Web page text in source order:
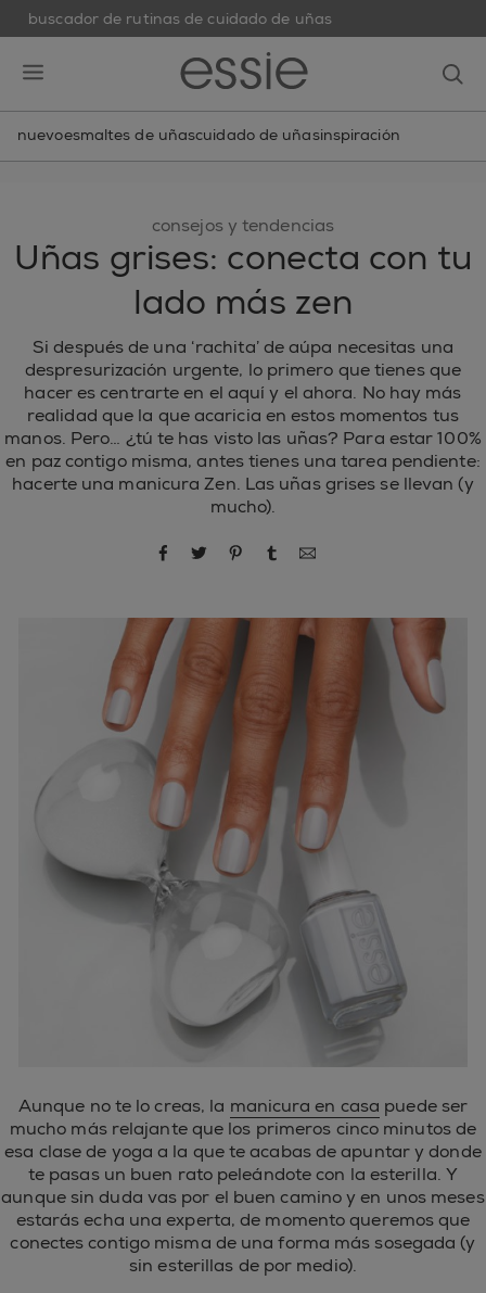
buscador de rutinas de cuidado de uñas
nuevoesmaltes de uñascuidado de uñasinspiración
consejos y tendencias
Uñas grises: conecta con tu
lado más zen
Si después de una ‘rachita’ de aúpa necesitas una
despresurización urgente, lo primero que tienes que
hacer es centrarte en el aquí y el ahora. No hay más
realidad que la que acaricia en estos momentos tus
manos. Pero… ¿tú te has visto las uñas? Para estar 100%
en paz contigo misma, antes tienes una tarea pendiente:
hacerte una manicura Zen. Las uñas grises se llevan (y
mucho).
compartir por Facebook
compartir por Twitter
compartir por Pinterest
compartir por Tumblr
compartir por
Aunque no te lo creas, la manicura en casa puede ser
mucho más relajante que los primeros cinco minutos de
esa clase de yoga a la que te acabas de apuntar y donde
te pasas un buen rato peleándote con la esterilla. Y
aunque sin duda vas por el buen camino y en unos meses
estarás echa una experta, de momento queremos que
conectes contigo misma de una forma más sosegada (y
sin esterillas de por medio).